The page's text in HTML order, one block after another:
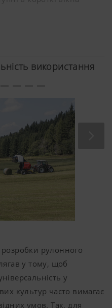
збирання врожаю є
використання
рулонного
у тому, щоб
у
культур часто вимагає
умов. Так, для